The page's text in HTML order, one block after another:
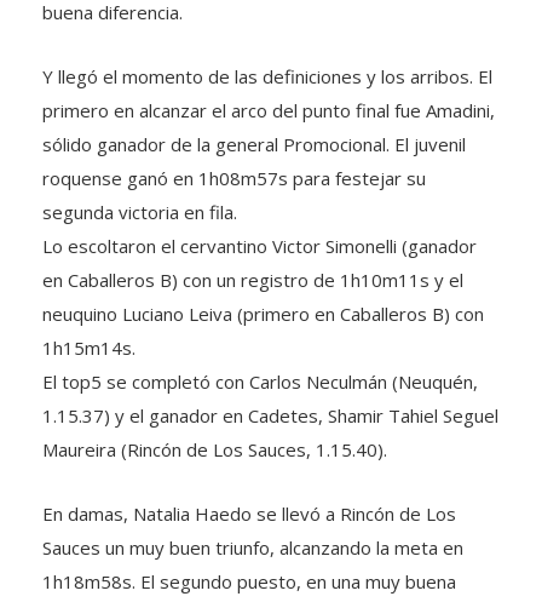
buena diferencia.
Y llegó el momento de las definiciones y los arribos. El
primero en alcanzar el arco del punto final fue Amadini,
sólido ganador de la general Promocional. El juvenil
roquense ganó en 1h08m57s para festejar su
segunda victoria en fila.
Lo escoltaron el cervantino Victor Simonelli (ganador
en Caballeros B) con un registro de 1h10m11s y el
neuquino Luciano Leiva (primero en Caballeros B) con
1h15m14s.
El top5 se completó con Carlos Neculmán (Neuquén,
1.15.37) y el ganador en Cadetes, Shamir Tahiel Seguel
Maureira (Rincón de Los Sauces, 1.15.40).
En damas, Natalia Haedo se llevó a Rincón de Los
Sauces un muy buen triunfo, alcanzando la meta en
1h18m58s. El segundo puesto, en una muy buena